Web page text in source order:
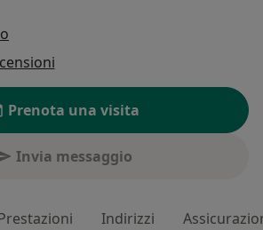
Prenota una visita
Invia messaggio
Indirizzi